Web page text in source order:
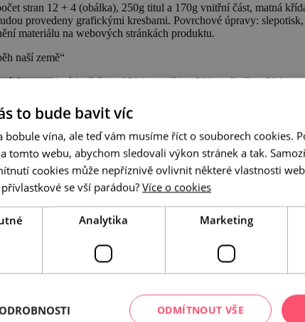
stran 12 + 4 (obálka), 250g titul a 170g vnitřní část, matná
provedeny grafickými kresbami. Povrchové úpravy:
materiálu na webových stránkách produktu.
naší země“
provedeních (čeština 350 ks, polština 50 ks, němčina 50 ks,
návštěvě jednotlivých památek, spojených s putováním Cyrila a
x 210mm na šířku, cca 60 stran, obálka bude provedena
opatřeném povinnými logy.
umístěny v jednotlivých TIC, místních knihovnách a
návštěvníky turistických atraktivit. Ve formě elektronické
IC dle tour se jedná o 40 ks publikací
publikací věnován pro reprezentativní využití této publikace
putováním Cyrila a Metoděje či Velkou Moravou, na zadní
aby zaujaly a upoutaly pozornost potenciálních návštěvníků a
které jsou součástí produktu.
to bude bavit víc
bobule vína, ale teď vám musíme říct o souborech cookies.
tomto webu, abychom sledovali výkon stránek a tak.
cookies může nepříznivě ovlivnit některé vlastnosti
se vší parádou? Více o cookies
Analytika Marketing
ODMÍTNOUT VŠE